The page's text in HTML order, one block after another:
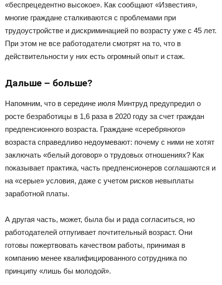
«беспрецедентно высокое». Как сообщают «Известия»,
многие граждане сталкиваются с проблемами при
трудоустройстве и дискриминацией по возрасту уже с 45 лет.
При этом не все работодатели смотрят на то, что в
действительности у них есть огромный опыт и стаж.
Дальше – больше?
Напомним, что в середине июля Минтруд предупредил о
росте безработицы в 1,6 раза в 2020 году за счет граждан
предпенсионного возраста. Граждане «серебряного»
возраста справедливо недоумевают: почему с ними не хотят
заключать «белый договор» о трудовых отношениях? Как
показывает практика, часть предпенсионеров соглашаются и
на «серые» условия, даже с учетом рисков невыплаты
заработной платы.
А другая часть, может, была бы и рада согласиться, но
работодателей отпугивает почтительный возраст. Они
готовы пожертвовать качеством работы, принимая в
компанию менее квалифицированного сотрудника по
принципу «лишь бы молодой».